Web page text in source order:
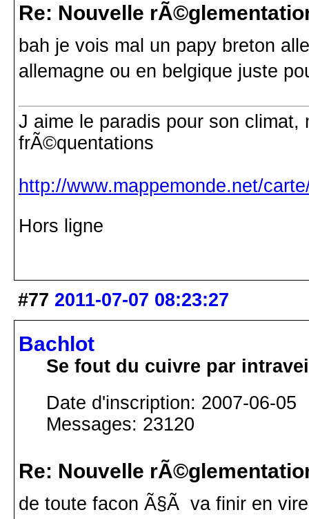
Re: Nouvelle
bah je vois mal un papy breton
allemagne ou en belgique juste
J aime le paradis pour son
frÃ©quentations
http://www.mappemonde.net/
Hors ligne
#77 2011-07-07 08:23:27
Bachlot
Se fout du cuivre par
Date d'inscription: 2007-06-05
Messages: 23120
Re: Nouvelle
de toute facon Ã§Ã va finir en